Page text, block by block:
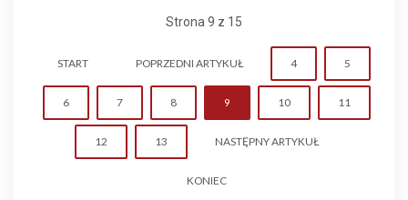
Strona 9 z 15
START POPRZEDNI ARTYKUŁ 4 5
6 7 8 9 10 11
12 13 NASTĘPNY ARTYKUŁ
KONIEC